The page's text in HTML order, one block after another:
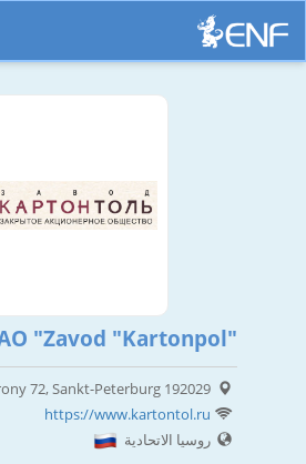
"Zavod "Kartonpol"
72, Sankt-Peterburg 192029
https://www.kartontol.ru
روسيا الاتحادية